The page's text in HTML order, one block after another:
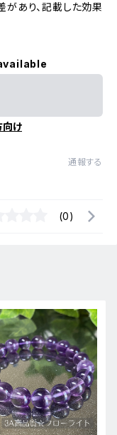
があり、記載した効果
向け
通報する
(0)